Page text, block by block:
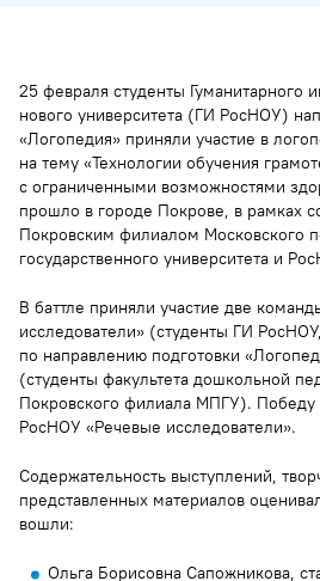
25 февраля студенты Гуманитарного
нового университета (ГИ РосНОУ)
«Логопедия» приняли участие в
на тему «Технологии обучения
с ограниченными возможностями
прошло в городе Покрове, в рамках
Покровским филиалом Московского
государственного университета и
В баттле приняли участие две
исследователи» (студенты ГИ
по направлению подготовки
(студенты факультета дошкольной
Покровского филиала МПГУ).
РосНОУ «Речевые исследователи».
Содержательность выступлений,
представленных материалов
вошли:
Ольга Борисовна Сапожникова,